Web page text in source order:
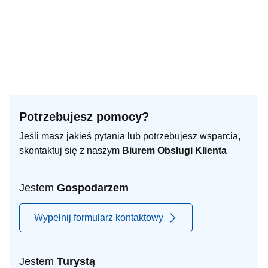
Potrzebujesz pomocy?
Jeśli masz jakieś pytania lub potrzebujesz wsparcia,
skontaktuj się z naszym Biurem Obsługi Klienta
Jestem Gospodarzem
Wypełnij formularz kontaktowy
Jestem Turystą